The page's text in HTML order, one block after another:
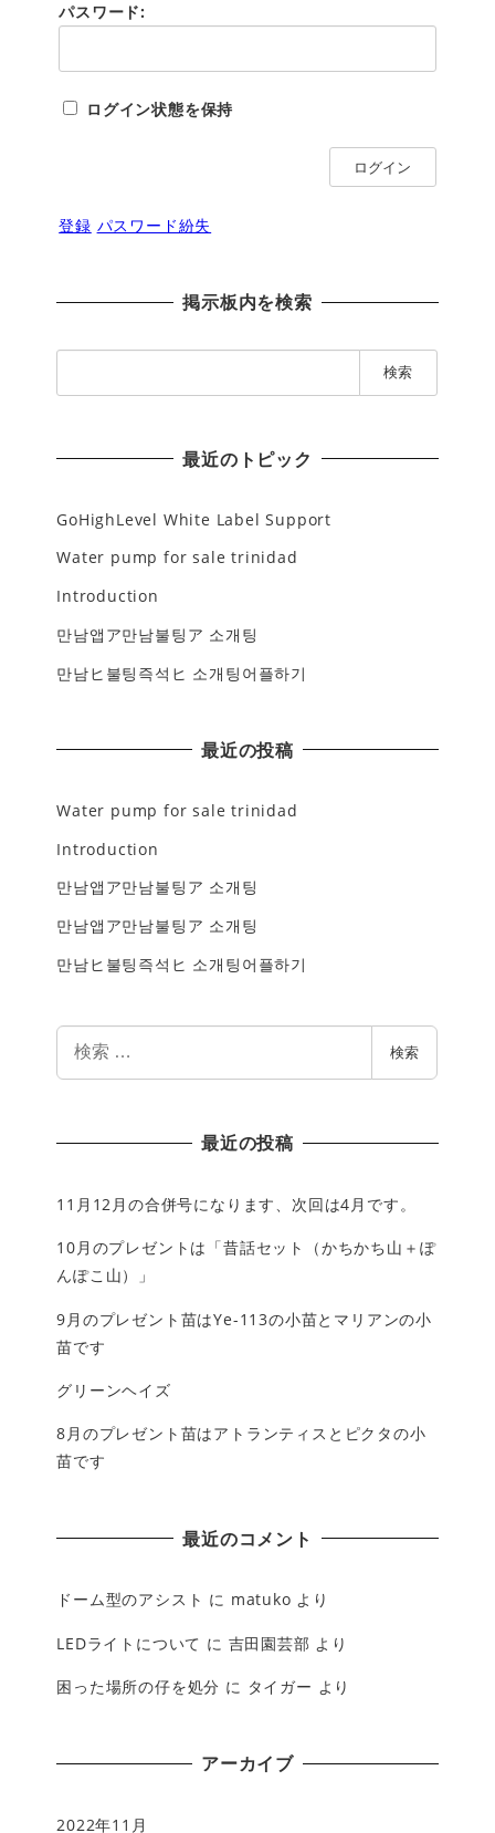
パスワード:
ログイン状態を保持
ログイン
登録 パスワード紛失
掲示板内を検索
索
最近のトピック
GoHighLevel White Label Support
Water pump for sale trinidad
Introduction
만남앱ア만남불팅ア 소개팅
만남ヒ불팅즉석ヒ 소개팅어플하기
最近の投稿
Water pump for sale trinidad
Introduction
만남앱ア만남불팅ア 소개팅
만남앱ア만남불팅ア 소개팅
만남ヒ불팅즉석ヒ 소개팅어플하기
検索
最近の投稿
11月12月の合併号になります、次回は4月です。
10月のプレゼントは「昔話セット（かちかち山＋ぽ
んぽこ山）」
9月のプレゼント苗はYe-113の小苗とマリアンの小
苗です
グリーンヘイズ
8月のプレゼント苗はアトランティスとピクタの小
苗です
最近のコメント
ドーム型のアシスト に matuko より
LEDライトについて に 吉田園芸部 より
困った場所の仔を処分 に タイガー より
アーカイブ
2022年11月